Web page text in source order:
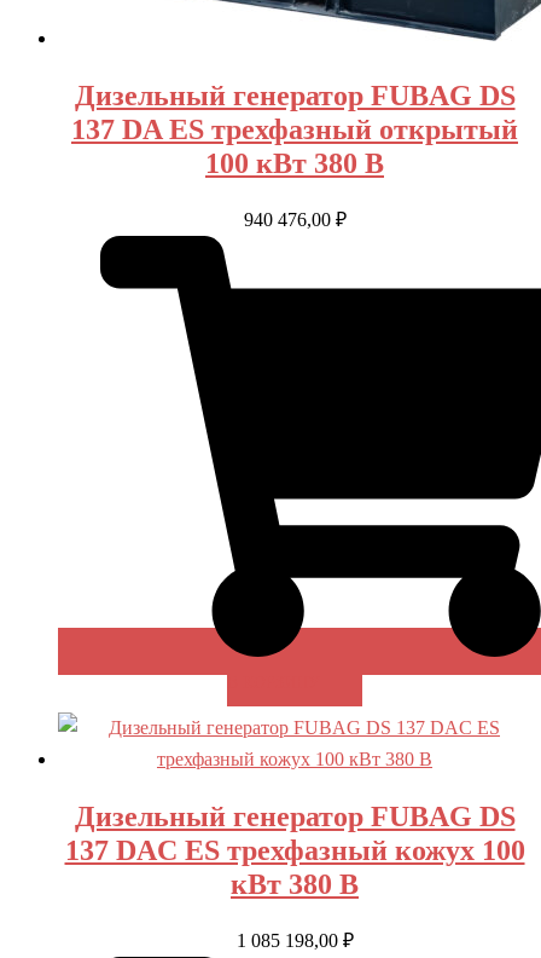
Дизельный генератор FUBAG DS
137 DA ES трехфазный открытый
100 кВт 380 В
940 476,00 ₽
Дизельный генератор FUBAG DS
137 DAC ES трехфазный кожух 100
кВт 380 В
1 085 198,00 ₽